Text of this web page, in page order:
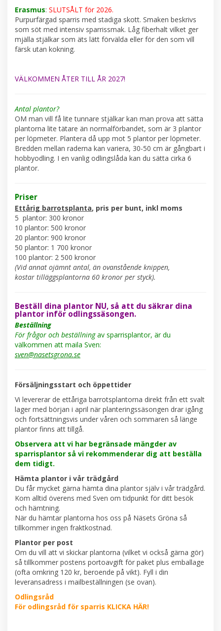
Erasmus: SLUTSÅLT för 2026.
Purpurfärgad sparris med stadiga skott. Smaken beskrivs
som söt med intensiv sparrissmak. Låg fiberhalt vilket ger
mjälla stjälkar som äts lätt förvälda eller för den som vill
färsk utan kokning.
VÄLKOMMEN ÅTER TILL ÅR 2027!
Antal plantor?
OM man vill få lite tunnare stjälkar kan man prova att sätta
plantorna lite tätare än normalförbandet, som är 3 plantor
per löpmeter. Plantera då upp mot 5 plantor per löpmeter.
Bredden mellan raderna kan variera, 30-50 cm är gångbart i
hobbyodling. I en vanlig odlingslåda kan du sätta cirka 6
plantor.
Priser
Ettårig barrotsplanta, pris per bunt, inkl moms
5 plantor: 300 kronor
10 plantor: 500 kronor
20 plantor: 900 kronor
50 plantor: 1 700 kronor
100 plantor: 2 500 kronor
(Vid annat ojämnt antal, än ovanstående knippen,
kostar tilläggsplantorna 60 kronor per styck).
Beställ dina plantor NU, så att du säkrar dina
plantor inför odlingssäsongen.
Beställning
För frågor och beställningav sparrisplantor, är du
välkommen att maila Sven:
sven@nasetsgrona.se
Försäljningsstart och öppettider
Vi levererar de ettåriga barrotsplantorna direkt från ett svalt
lager med början i april när planteringssäsongen drar igång
och fortsättningsvis under våren och sommaren så länge
plantor finns att tillgå.
Observera att vi har begränsade mängder av
sparrisplantor så vi rekommenderar dig att beställa
dem tidigt.
Hämta plantor i vår trädgård
Du får mycket gärna hämta dina plantor själv i vår trädgård.
Kom alltid överens med Sven om tidpunkt för ditt besök
och hämtning.
När du hämtar plantorna hos oss på Näsets Gröna så
tillkommer ingen fraktkostnad.
Plantor per post
Om du vill att vi skickar plantorna (vilket vi också gärna gör)
så tillkommer postens portoavgift för paket plus emballage
(ofta omkring 120 kr, beroende på vikt). Fyll i din
leveransadress i mailbeställningen (se ovan).
Odlingsråd
För odlingsråd för sparris KLICKA HÄR!